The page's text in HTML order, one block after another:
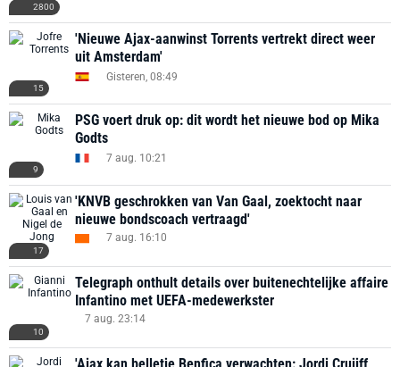
2800
15
'Nieuwe Ajax-aanwinst Torrents vertrekt direct weer
uit Amsterdam'
Gisteren, 08:49
9
PSG voert druk op: dit wordt het nieuwe bod op Mika
Godts
7 aug. 10:21
17
'KNVB geschrokken van Van Gaal, zoektocht naar
nieuwe bondscoach vertraagd'
7 aug. 16:10
10
Telegraph onthult details over buitenechtelijke affaire
Infantino met UEFA-medewerkster
7 aug. 23:14